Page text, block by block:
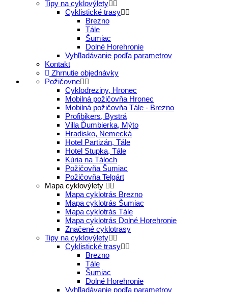
Tipy na cyklovýlety
Cyklistické trasy
Brezno
Tále
Šumiac
Dolné Horehronie
Vyhľladávanie podľa parametrov
Kontakt
Zhrnutie objednávky
Požičovne
Cyklodreziny, Hronec
Mobilná požičovňa Hronec
Mobilná požičovňa Tále - Brezno
Profibikers, Bystrá
Villa Ďumbierka, Mýto
Hradisko, Nemecká
Hotel Partizán, Tále
Hotel Stupka, Tále
Kúria na Táloch
Požičovňa Šumiac
Požičovňa Telgárt
Mapa cyklovýlety
Mapa cyklotrás Brezno
Mapa cyklotrás Šumiac
Mapa cyklotrás Tále
Mapa cyklotrás Dolné Horehronie
Značené cyklotrasy
Tipy na cyklovýlety
Cyklistické trasy
Brezno
Tále
Šumiac
Dolné Horehronie
Vyhľladávanie podľa parametrov